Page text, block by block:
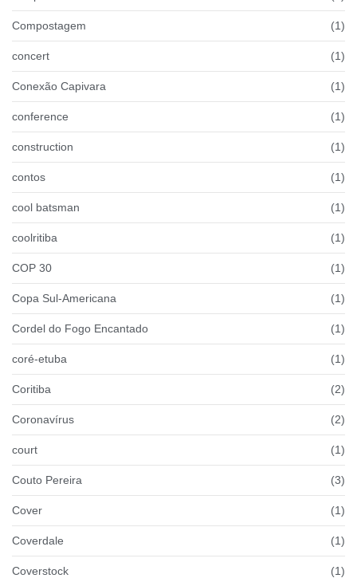
Compostagem (1)
concert (1)
Conexão Capivara (1)
conference (1)
construction (1)
contos (1)
cool batsman (1)
coolritiba (1)
COP 30 (1)
Copa Sul-Americana (1)
Cordel do Fogo Encantado (1)
coré-etuba (1)
Coritiba (2)
Coronavírus (2)
court (1)
Couto Pereira (3)
Cover (1)
Coverdale (1)
Coverstock (1)